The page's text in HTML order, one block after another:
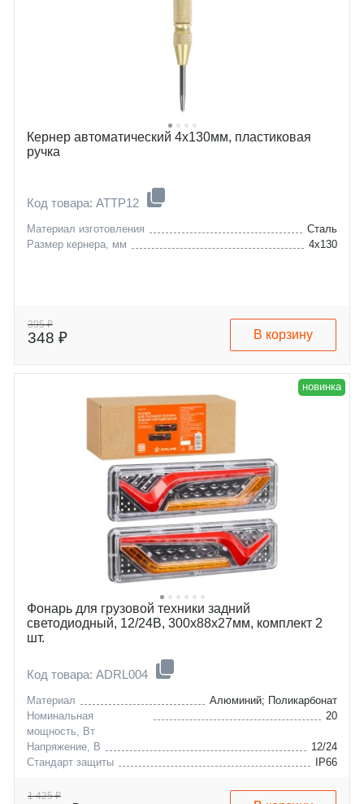
Кернер автоматический 4x130мм, пластиковая
ручка
Код товара: ATTP12
Материал изготовления
Сталь
Размер кернера, мм
4х130
395 ₽
348 ₽ В корзину
новинка
Фонарь для грузовой техники задний
светодиодный, 12/24В, 300x88x27мм, комплект 2
шт.
Код товара: ADRL004
Материал
Алюминий; Поликарбонат
Номинальная
мощность, Вт
20
Напряжение, В
12/24
Стандарт защиты
IP66
1 425 ₽